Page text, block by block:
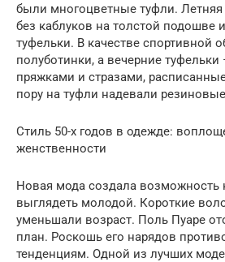
были многоцветные туфли. Летняя
без каблуков на толстой подошве
туфельки. В качестве спортивной
полуботинки, а вечерние туфельки
пряжками и стразами,
пору на туфли надевали
Стиль 50-х годов в одежде:
женственности
Новая мода создала
выглядеть молодой. Короткие
уменьшали возраст. Поль Пуаре
план. Роскошь его нарядов
тенденциям. Одной из лучших